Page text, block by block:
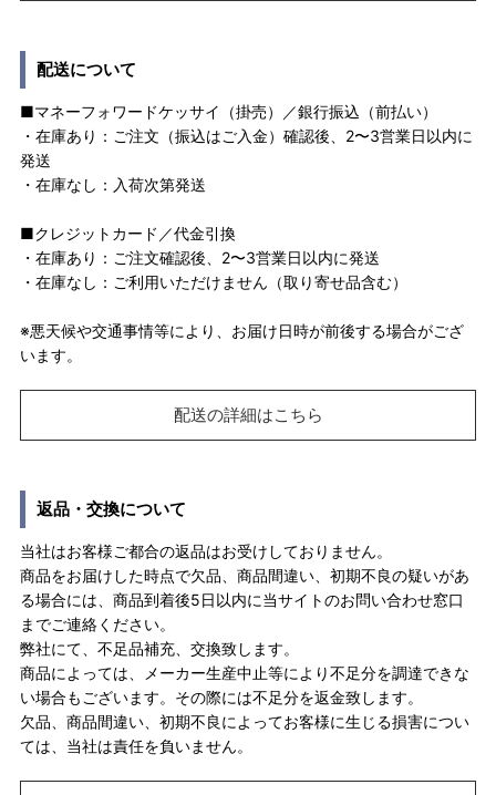
配送について
■マネーフォワードケッサイ（掛売）／銀行振込（前払い）
・在庫あり：ご注文（振込はご入金）確認後、2〜3営業日以内に
発送
・在庫なし：入荷次第発送
■クレジットカード／代金引換
・在庫あり：ご注文確認後、2〜3営業日以内に発送
・在庫なし：ご利用いただけません（取り寄せ品含む）
※悪天候や交通事情等により、お届け日時が前後する場合がござ
います。
配送の詳細はこちら
返品・交換について
当社はお客様ご都合の返品はお受けしておりません。
商品をお届けした時点で欠品、商品間違い、初期不良の疑いがあ
る場合には、商品到着後5日以内に当サイトのお問い合わせ窓口
までご連絡ください。
弊社にて、不足品補充、交換致します。
商品によっては、メーカー生産中止等により不足分を調達できな
い場合もございます。その際には不足分を返金致します。
欠品、商品間違い、初期不良によってお客様に生じる損害につい
ては、当社は責任を負いません。